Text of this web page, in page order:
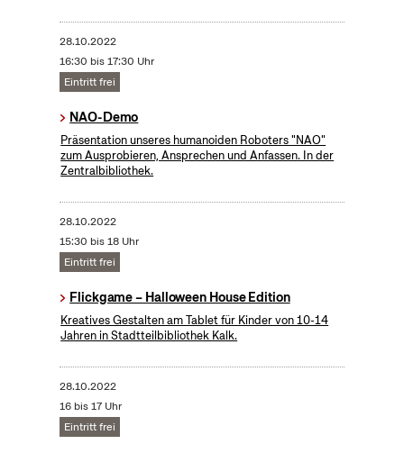
28.10.2022
16:30 bis 17:30 Uhr
Eintritt frei
NAO-Demo
Präsentation unseres humanoiden Roboters "NAO"
zum Ausprobieren, Ansprechen und Anfassen. In der
Zentralbibliothek.
28.10.2022
15:30 bis 18 Uhr
Eintritt frei
Flickgame – Halloween House Edition
Kreatives Gestalten am Tablet für Kinder von 10-14
Jahren in Stadtteilbibliothek Kalk.
28.10.2022
16 bis 17 Uhr
Eintritt frei